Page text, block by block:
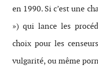
en 1990. Si c’est une
») qui lance les
choix pour les
vul­gar­ité, ou même